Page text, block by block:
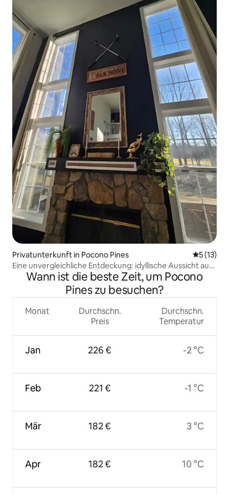
Privatunterkunft in Pocono Pines
5 (13)
Eine unvergleichliche Entdeckung: idyllische Aussicht auf
den Golfplatz
Wann ist die beste Zeit, um Pocono
Pines zu besuchen?
Monat
Jan
Feb
Mär
Apr
Durchschn.
Preis
226 €
221 €
182 €
182 €
Durchschn.
Temperatur
-2 °C
-1 °C
3 °C
10 °C